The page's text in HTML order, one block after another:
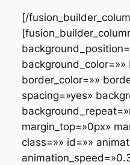
[/
background_color=»»
border_color=»»
spacing=»yes»
margin_top=»0px»
class=»» id=»»